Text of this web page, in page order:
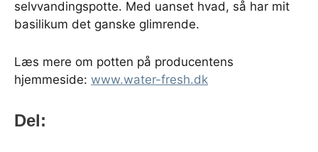
selvvandingspotte. Med uanset hvad, så har mit
basilikum det ganske glimrende.
Læs mere om potten på producentens
hjemmeside: www.water-fresh.dk
Del: